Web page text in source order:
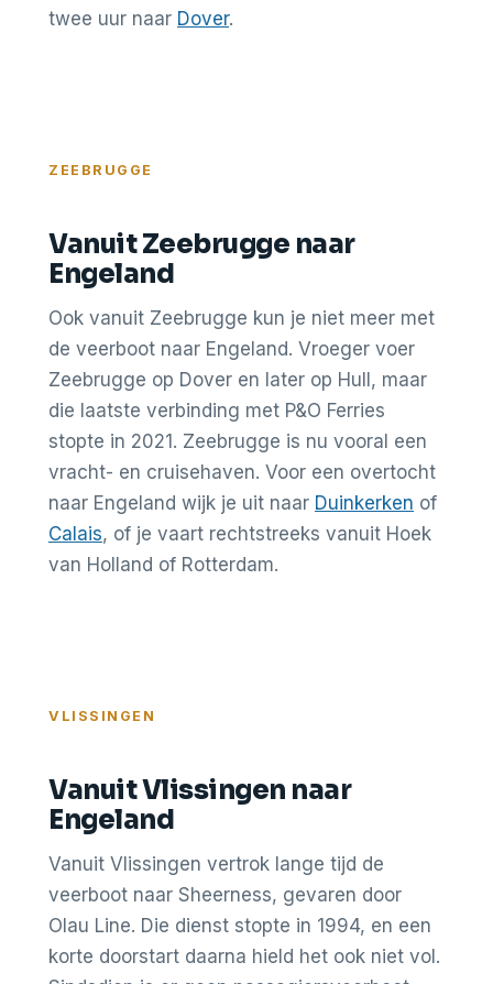
twee uur naar Dover.
ZEEBRUGGE
Vanuit Zeebrugge naar
Engeland
Ook vanuit Zeebrugge kun je niet meer met
de veerboot naar Engeland. Vroeger voer
Zeebrugge op Dover en later op Hull, maar
die laatste verbinding met P&O Ferries
stopte in 2021. Zeebrugge is nu vooral een
vracht- en cruisehaven. Voor een overtocht
naar Engeland wijk je uit naar Duinkerken of
Calais, of je vaart rechtstreeks vanuit Hoek
van Holland of Rotterdam.
VLISSINGEN
Vanuit Vlissingen naar
Engeland
Vanuit Vlissingen vertrok lange tijd de
veerboot naar Sheerness, gevaren door
Olau Line. Die dienst stopte in 1994, en een
korte doorstart daarna hield het ook niet vol.